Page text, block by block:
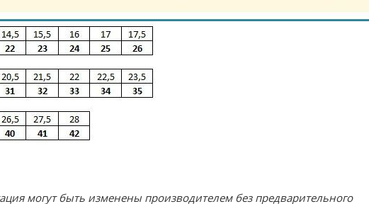
могут быть изменены производителем без предварительного